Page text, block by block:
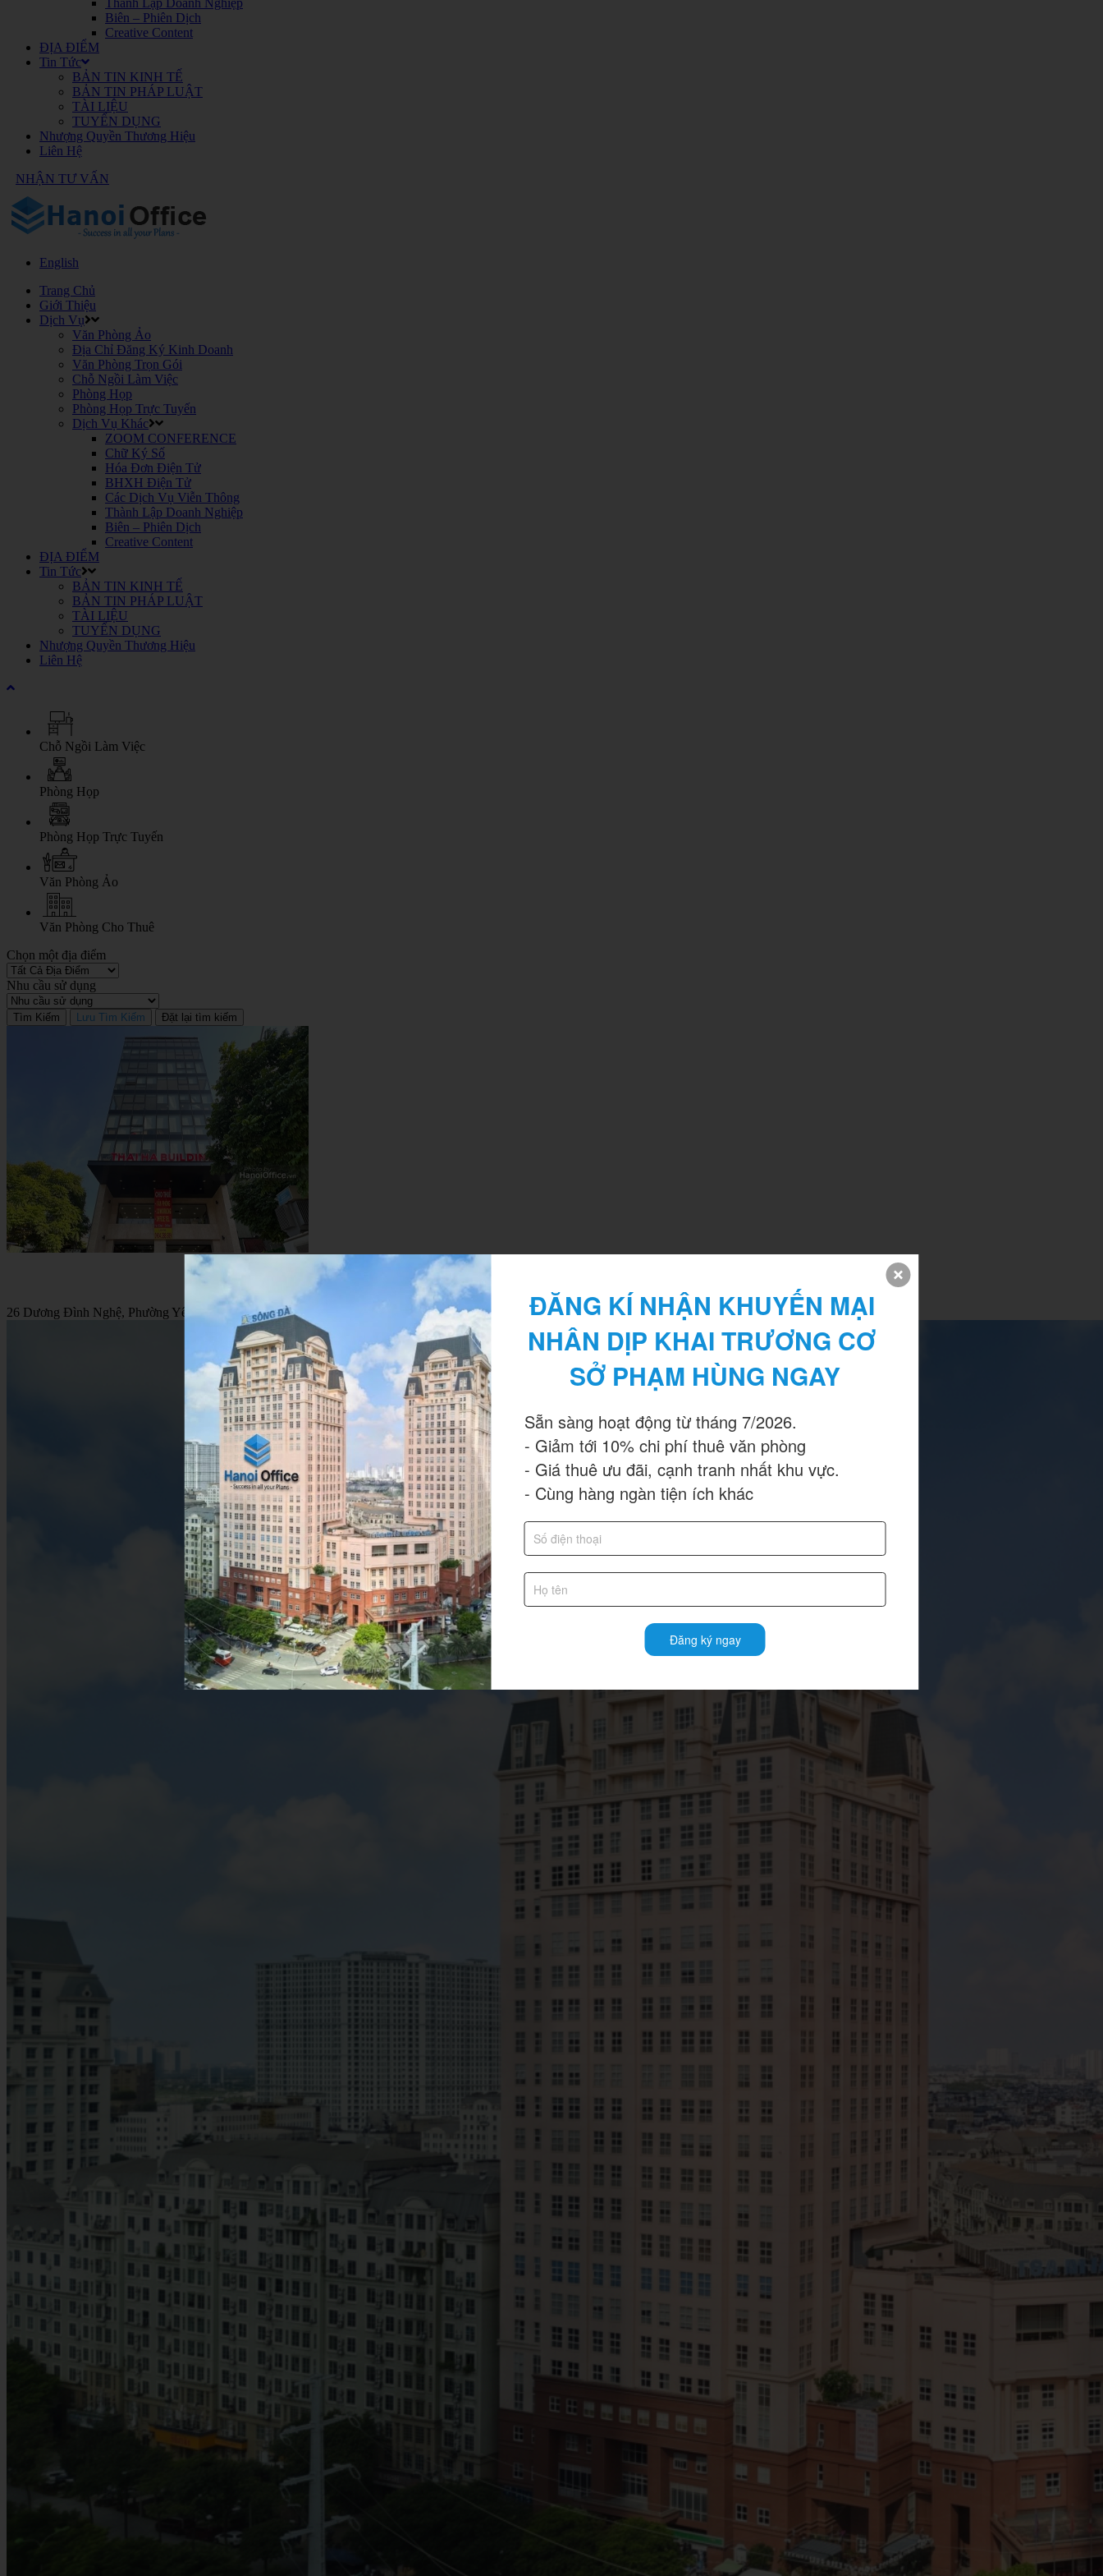
Thành Lập Doanh Nghiệp
Biên – Phiên Dịch
Creative Content
ĐỊA ĐIỂM
Tin Tức
BẢN TIN KINH TẾ
BẢN TIN PHÁP LUẬT
TÀI LIỆU
TUYỂN DỤNG
Nhượng Quyền Thương Hiệu
Liên Hệ
NHẬN TƯ VẤN
English
Trang Chủ
Giới Thiệu
Dịch Vụ
Văn Phòng Ảo
Địa Chỉ Đăng Ký Kinh Doanh
Văn Phòng Trọn Gói
Chỗ Ngồi Làm Việc
Phòng Họp
Phòng Họp Trực Tuyến
Dịch Vụ Khác
ZOOM CONFERENCE
Chữ Ký Số
Hóa Đơn Điện Tử
BHXH Điện Tử
Các Dịch Vụ Viễn Thông
Thành Lập Doanh Nghiệp
Biên – Phiên Dịch
Creative Content
ĐỊA ĐIỂM
Tin Tức
BẢN TIN KINH TẾ
BẢN TIN PHÁP LUẬT
TÀI LIỆU
TUYỂN DỤNG
Nhượng Quyền Thương Hiệu
Liên Hệ
Chỗ Ngồi Làm Việc
Phòng Họp
Phòng Họp Trực Tuyến
Văn Phòng Ảo
Văn Phòng Cho Thuê
Chọn một địa điểm
Nhu cầu sử dụng
Tìm Kiếm Lưu Tìm Kiếm Đặt lại tìm kiếm
26 Dương Đình Nghệ, Phường Yên Hòa, Hà Nội
ĐĂNG KÍ NHẬN KHUYẾN MẠI
NHÂN DỊP KHAI TRƯƠNG CƠ
SỞ PHẠM HÙNG NGAY
Sẵn sàng hoạt động từ tháng 7/2026.
- Giảm tới 10% chi phí thuê văn phòng
- Giá thuê ưu đãi, cạnh tranh nhất khu vực.
- Cùng hàng ngàn tiện ích khác
Đăng ký ngay